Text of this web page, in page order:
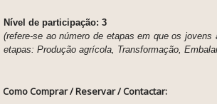
Nível de participação: 3
(refere-se ao número de etapas em que os
etapas: Produção agrícola, Transformação,
Como Comprar / Reservar / Contactar: